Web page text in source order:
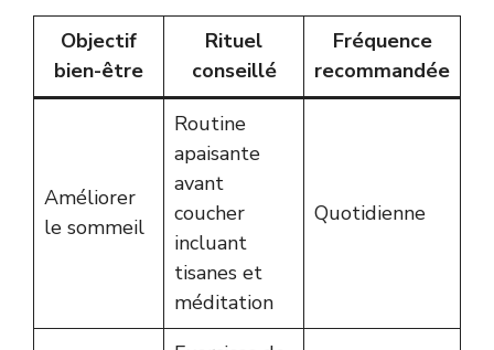
Objectif
bien-être
Rituel
conseillé
Fréquence
recommandée
Améliorer
le sommeil
Routine
apaisante
avant
coucher
incluant
tisanes et
méditation
Quotidienne